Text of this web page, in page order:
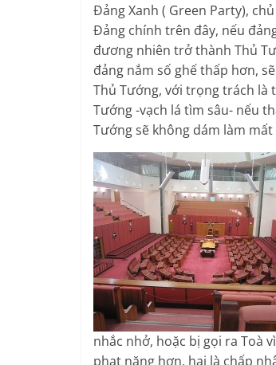
Đảng Xanh ( Green Party),
Đảng chính trên đây, nếu
đương nhiên trở thành Thủ
đảng nắm số ghế thấp hơn,
Thủ Tướng, với trọng trách là
Tướng -vạch lá tìm sâu- nếu
Tướng sẽ không dám làm
nhắc nhở, hoặc bị gọi ra Toà
phạt nặng hơn, hai là chấp